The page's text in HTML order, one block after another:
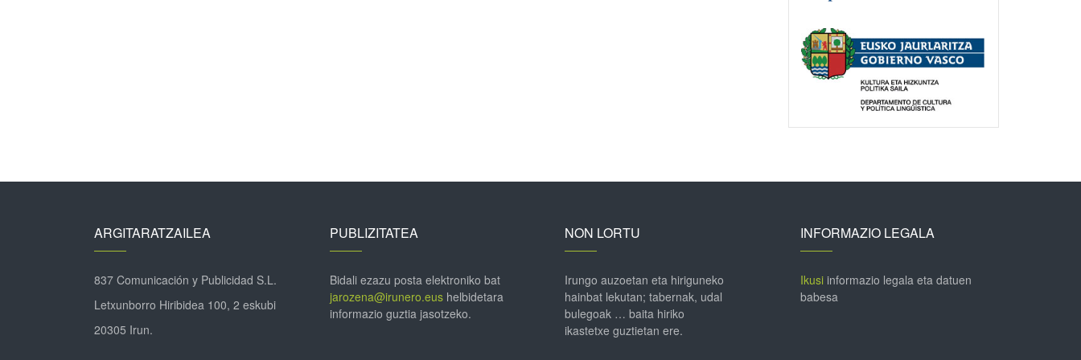
ARGITARATZAILEA
837 Comunicación y Publicidad S.L.
Letxunborro Hiribidea 100, 2 eskubi
20305 Irun.
PUBLIZITATEA
Bidali ezazu posta elektroniko bat
jarozena@irunero.eushelbidetara
informazio guztia jasotzeko.
NON LORTU
Irungo auzoetan eta hiriguneko
hainbat lekutan; tabernak, udal
bulegoak … baita hiriko
ikastetxe guztietan ere.
INFORMAZIO LEGALA
Ikusiinformazio legala eta datuen
babesa